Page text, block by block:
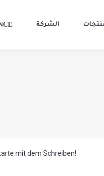
الشركة
mit dem Schreiben!